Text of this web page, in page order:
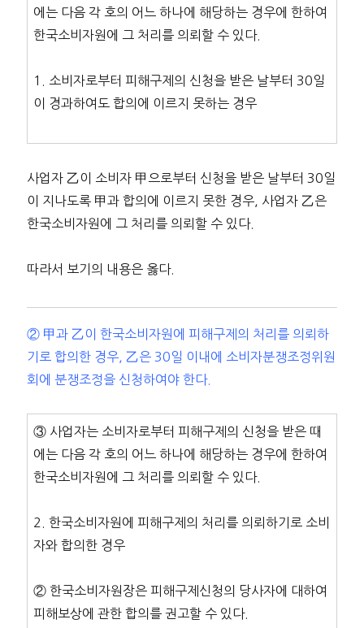
에는 다음 각 호의 어느 하나에 해당하는 경우에 한하여
한국소비자원에 그 처리를 의뢰할 수 있다.
1. 소비자로부터 피해구제의 신청을 받은 날부터 30일
이 경과하여도 합의에 이르지 못하는 경우
사업자 乙이 소비자 甲으로부터 신청을 받은 날부터 30일
이 지나도록 甲과 합의에 이르지 못한 경우, 사업자 乙은
한국소비자원에 그 처리를 의뢰할 수 있다.
따라서 보기의 내용은 옳다.
② 甲과 乙이 한국소비자원에 피해구제의 처리를 의뢰하
기로 합의한 경우, 乙은 30일 이내에 소비자분쟁조정위원
회에 분쟁조정을 신청하여야 한다.
③ 사업자는 소비자로부터 피해구제의 신청을 받은 때
에는 다음 각 호의 어느 하나에 해당하는 경우에 한하여
한국소비자원에 그 처리를 의뢰할 수 있다.
2. 한국소비자원에 피해구제의 처리를 의뢰하기로 소비
자와 합의한 경우
② 한국소비자원장은 피해구제신청의 당사자에 대하여
피해보상에 관한 합의를 권고할 수 있다.